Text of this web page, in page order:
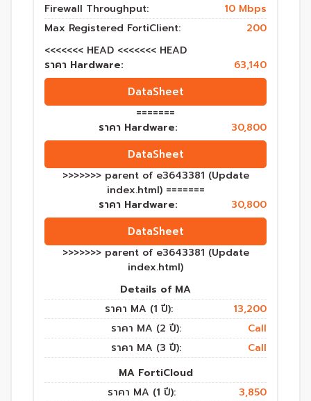
Firewall Throughput:
10 Mbps
Max Registered FortiClient:
200
<<<<<<< HEAD <<<<<<< HEAD
ราคา Hardware:
63,140
DataSheet
=======
ราคา Hardware:
30,800
DataSheet
>>>>>>> parent of e3643381 (Update
index.html) =======
ราคา Hardware:
30,800
DataSheet
>>>>>>> parent of e3643381 (Update
index.html)
Details of MA
ราคา MA (1 ปี):
13,200
ราคา MA (2 ปี):
Call
ราคา MA (3 ปี):
Call
MA FortiCloud
ราคา MA (1 ปี):
3,850